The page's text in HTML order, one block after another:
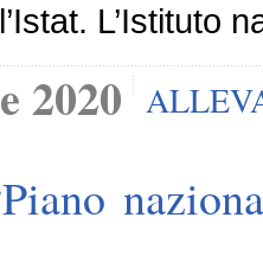
L’Istituto
2020